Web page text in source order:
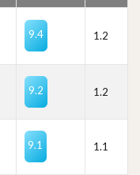
9.4 1.2
9.2 1.2
9.1 1.1